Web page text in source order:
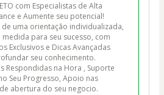
com Especialistas de Alta
e Aumente seu potencial!
de uma orientação individualizada,
para seu sucesso, com
Exclusivos e Dicas Avançadas
seu conhecimento.
Respondidas na Hora , Suporte
Seu Progresso, Apoio nas
abertura do seu negocio.